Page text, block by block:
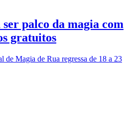
palco da magia com
gratuitos
de Magia de Rua regressa de 18 a 23